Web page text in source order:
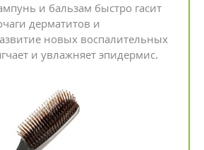
и бальзам быстро гасит
дерматитов и
новых воспалительных
и увлажняет эпидермис.